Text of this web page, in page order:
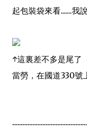
起包裝袋來看.......我
↑這裏差不多是尾了
當勞，在國道330號